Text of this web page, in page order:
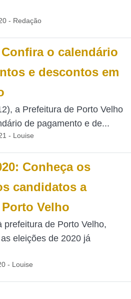
- Redação
Confira o calendário
e descontos em
a Prefeitura de Porto Velho
de pagamento e de...
- Louise
Conheça os
candidatos a
Velho
prefeitura de Porto Velho,
eleições de 2020 já
- Louise